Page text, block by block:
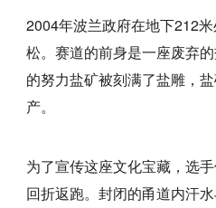
2004年波兰政府在地下212
松。赛道的前身是一座废弃
的努力盐矿被刻满了盐雕，
产。
为了宣传这座文化宝藏，选
回折返跑。封闭的甬道内汗